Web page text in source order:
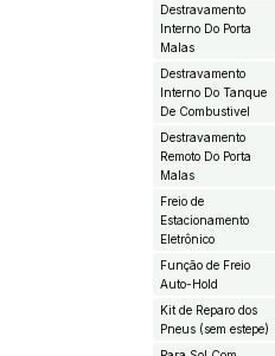
Destravamento
Interno Do Porta
Malas
Destravamento
Interno Do Tanque
De Combustivel
Destravamento
Remoto Do Porta
Malas
Freio de
Estacionamento
Eletrônico
Função de Freio
Auto-Hold
Kit de Reparo dos
Pneus (sem estepe)